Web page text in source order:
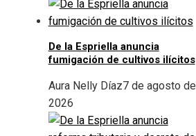
De la Espriella anuncia
fumigación de cultivos ilícitos
Aura Nelly Díaz7 de agosto de
2026